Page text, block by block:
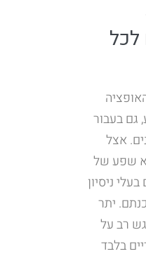
לכל
גם בעבור
אצל
שפע של
ניסיון
יתר
רב על
בלבד